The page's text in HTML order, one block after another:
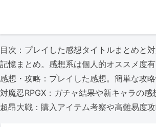
目次：プレイした感想タイトルまとめと
記憶まとめ。感想系は個人的オススメ度有
感想・攻略：プレイした感想。簡単な攻略
対魔忍RPGX：ガチャ結果や新キャラの感
超昂大戦：購入アイテム考察や高難易度攻